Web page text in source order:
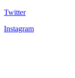
Twitter
Instagram